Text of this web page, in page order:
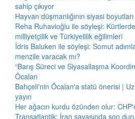
sahip çıkıyor
Hayvan düşmanlığının siyasi boyutları
Reha Ruhavioğlu ile söyleşi:
milliyetçilik ve Türkiyelilik eğilimleri
İdris Baluken ile söyleşi: Somut
menzile varacak mı?
“Barış Süreci ve Siyasallaşma
Öcalan
Bahçeli'nin Öcalan'a statü önerisi |
yayın
Her ağacın kurdu özünden olur:
Transatlantik: İran savaşında son